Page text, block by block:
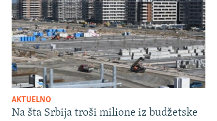
AKTUELNO
Na šta Srbija troši milione iz budžetske